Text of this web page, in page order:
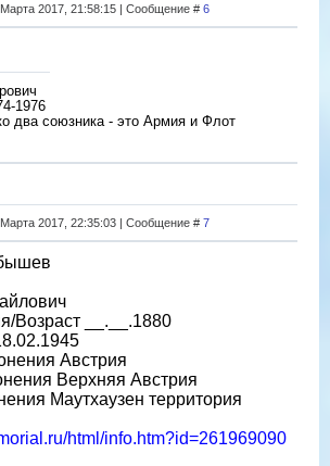
2017, 21:58:15 | Сообщение # 6
1976
два союзника - это Армия и Флот
2017, 22:35:03 | Сообщение # 7
Возраст __.__.1880
Австрия
Верхняя Австрия
Маутхаузен территория
html/info.htm?id=261969090